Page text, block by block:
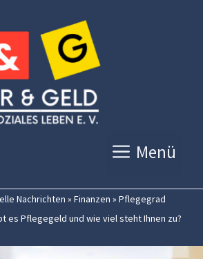
Menü
Nachrichten » Finanzen » Pflegegrad
es Pflegegeld und wie viel steht Ihnen zu?